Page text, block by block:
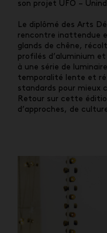
son projet UFO –
Le diplômé des Arts
rencontre inattendue
glands de chêne,
profilés d’aluminium
à une série de
temporalité lente et
standards pour mieux
Retour sur cette
d’approches, de